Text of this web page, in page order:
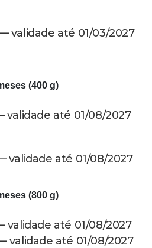
validade até 01/03/2027
(400 g)
validade até 01/08/2027
validade até 01/08/2027
(800 g)
validade até 01/08/2027
validade até 01/08/2027